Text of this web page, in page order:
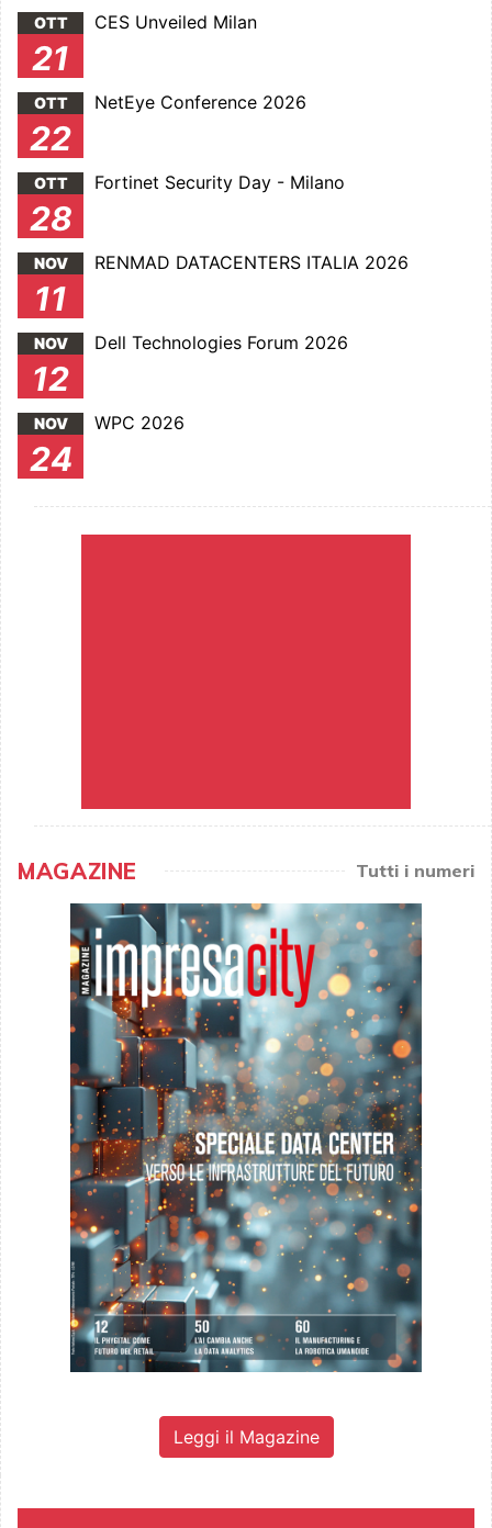
OTT
21
CES Unveiled Milan
OTT
22
NetEye Conference 2026
OTT
28
Fortinet Security Day - Milano
NOV
11
RENMAD DATACENTERS ITALIA 2026
NOV
12
Dell Technologies Forum 2026
NOV
24
WPC 2026
MAGAZINE Tutti i numeri
Leggi il Magazine